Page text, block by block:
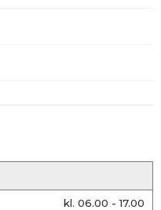
kl. 06.00 - 17.00